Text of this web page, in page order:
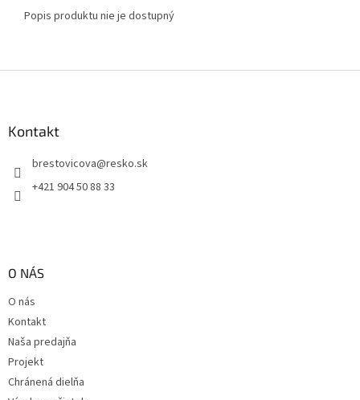
Popis produktu nie je dostupný
Kontakt
brestovicova@resko.sk
+421 904 50 88 33
O NÁS
O nás
Kontakt
Naša predajňa
Projekt
Chránená dielňa